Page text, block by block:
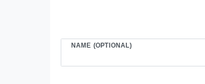
NAME (OPTIONAL)